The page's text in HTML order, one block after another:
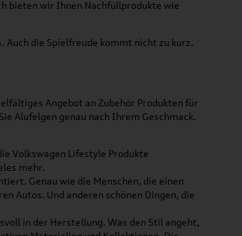
bieten wir Ihnen Nachfüllprodukte wie
. Auch die Spielfreude kommt nicht zu kurz.
Angebot an Zubehör Produkten für
Alufelgen genau nach Ihrem Geschmack.
Volkswagen Lifestyle Produkte
mehr.
Genau wie die Menschen, die einen
Autos. Und anderen schönen Dingen, die
in der Herstellung. Was den Stil angeht,